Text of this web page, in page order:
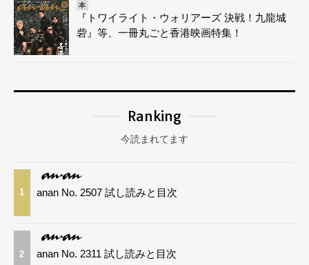
本
『トワイライト・ウォリアーズ 決戦！九龍城
砦』等、一冊丸ごと香港映画特集！
Ranking
今読まれてます
1 anan No. 2507 試し読みと目次
2 anan No. 2311 試し読みと目次